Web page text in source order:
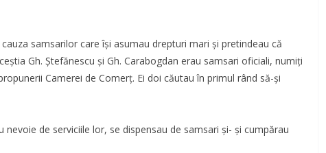
samsarilor care îşi asumau drepturi mari şi pretindeau că
Gh. Ştefănescu şi Gh. Carabogdan erau samsari oficiali, numiţi
Camerei de Comerţ. Ei doi căutau în primul rând să-şi
de serviciile lor, se dispensau de samsari şi- şi cumpărau